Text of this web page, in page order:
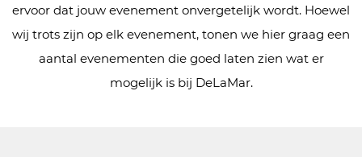
ervoor dat jouw evenement onvergetelijk wordt. Hoewel
wij trots zijn op elk evenement, tonen we hier graag een
aantal evenementen die goed laten zien wat er
mogelijk is bij DeLaMar.